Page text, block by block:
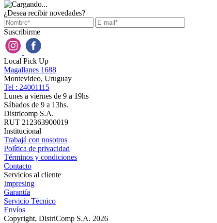
¿Desea recibir novedades?
Suscribirme
Local Pick Up
Magallanes 1688
Montevideo, Uruguay
Tel : 24001115
Lunes a viernes de 9 a 19hs
Sábados de 9 a 13hs.
Districomp S.A.
RUT 212363900019
Institucional
Trabajá con nosotros
Política de privacidad
Términos y condiciones
Contacto
Servicios al cliente
Impresing
Garantía
Servicio Técnico
Envíos
Copyright, DistriComp S.A. 2026